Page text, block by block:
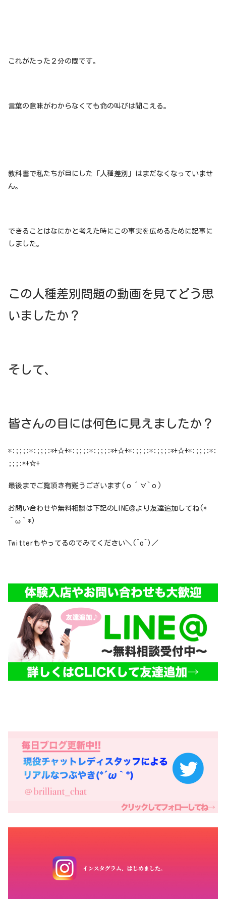
これがたった２分の間です。
言葉の意味がわからなくても命の叫びは聞こえる。
教科書で私たちが目にした「人種差別」はまだなくなっていませ
ん。
できることはなにかと考えた時にこの事実を広めるために記事に
しました。
この人種差別問題の動画を見てどう思
いましたか？
そして、
皆さんの目には何色に見えましたか？
*:;;;:*:;;;:*+☆+*:;;;:*:;;;:*+☆+*:;;;:*:;;;:*+☆+*:;;;:*:
;;;:*+☆+
最後までご覧頂き有難うございます(о´∀`о)
お問い合わせや無料相談は下記のLINE＠より友達追加してね(*
´ω｀*)
Twitterもやってるのでみてください＼(^o^)／